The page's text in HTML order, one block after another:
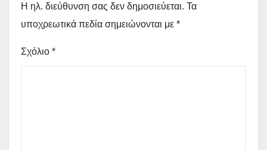
Η ηλ. διεύθυνση σας δεν δημοσιεύεται. Τα
υποχρεωτικά πεδία σημειώνονται με *
Σχόλιο *